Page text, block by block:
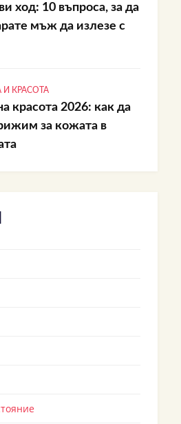
ход: 10 въпроса, за да
мъж да излезе с
КРАСОТА
красота 2026: как да
за кожата в